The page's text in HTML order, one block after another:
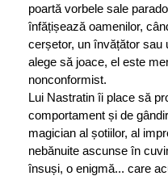
poartă vorbele sale
înfățișează oamenilor,
cerșetor, un învățător sau
alege să joace, el este
nonconformist.
Lui Nastratin îi place să
comportament și de
magician al șotiilor, al
nebănuite ascunse în
însuși, o enigmă... care